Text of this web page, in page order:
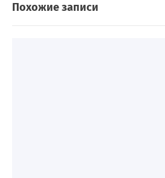
Похожие записи